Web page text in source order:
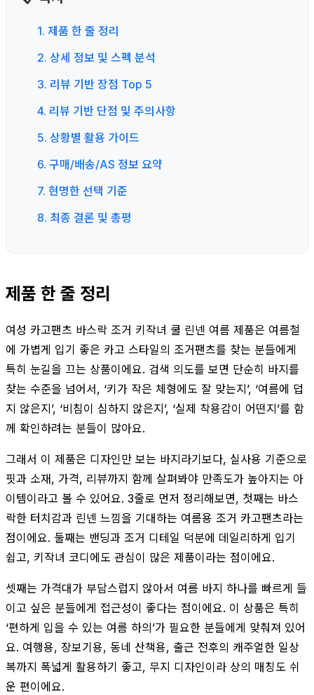
1. 제품 한 줄 정리
2. 상세 정보 및 스펙 분석
3. 리뷰 기반 장점 Top 5
4. 리뷰 기반 단점 및 주의사항
5. 상황별 활용 가이드
6. 구매/배송/AS 정보 요약
7. 현명한 선택 기준
8. 최종 결론 및 총평
제품 한 줄 정리
여성 카고팬츠 바스락 조거 키작녀 쿨 린넨 여름 제품은 여름철
에 가볍게 입기 좋은 카고 스타일의 조거팬츠를 찾는 분들에게
특히 눈길을 끄는 상품이에요. 검색 의도를 보면 단순히 바지를
찾는 수준을 넘어서, ‘키가 작은 체형에도 잘 맞는지’, ‘여름에 덥
지 않은지’, ‘비침이 심하지 않은지’, ‘실제 착용감이 어떤지’를 함
께 확인하려는 분들이 많아요.
그래서 이 제품은 디자인만 보는 바지라기보다, 실사용 기준으로
핏과 소재, 가격, 리뷰까지 함께 살펴봐야 만족도가 높아지는 아
이템이라고 볼 수 있어요. 3줄로 먼저 정리해보면, 첫째는 바스
락한 터치감과 린넨 느낌을 기대하는 여름용 조거 카고팬츠라는
점이에요. 둘째는 밴딩과 조거 디테일 덕분에 데일리하게 입기
쉽고, 키작녀 코디에도 관심이 많은 제품이라는 점이에요.
셋째는 가격대가 부담스럽지 않아서 여름 바지 하나를 빠르게 들
이고 싶은 분들에게 접근성이 좋다는 점이에요. 이 상품은 특히
‘편하게 입을 수 있는 여름 하의’가 필요한 분들에게 맞춰져 있어
요. 여행용, 장보기용, 동네 산책용, 출근 전후의 캐주얼한 일상
복까지 폭넓게 활용하기 좋고, 무지 디자인이라 상의 매칭도 쉬
운 편이에요.